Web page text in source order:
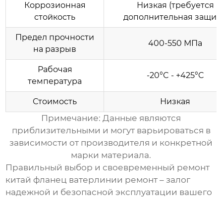
Коррозионная
стойкость
Низкая (требуется
дополнительная
Предел прочности
на разрыв
400-550 МПа
Рабочая
температура
-20°C - +425°C
Стоимость Низкая
Примечание: Данные являются
приблизительными и могут варьироваться в
зависимости от производителя и конкретной
марки материала.
Правильный выбор и своевременный ремонт
китай фланец ватерлинии ремонт – залог
надежной и безопасной эксплуатации вашего